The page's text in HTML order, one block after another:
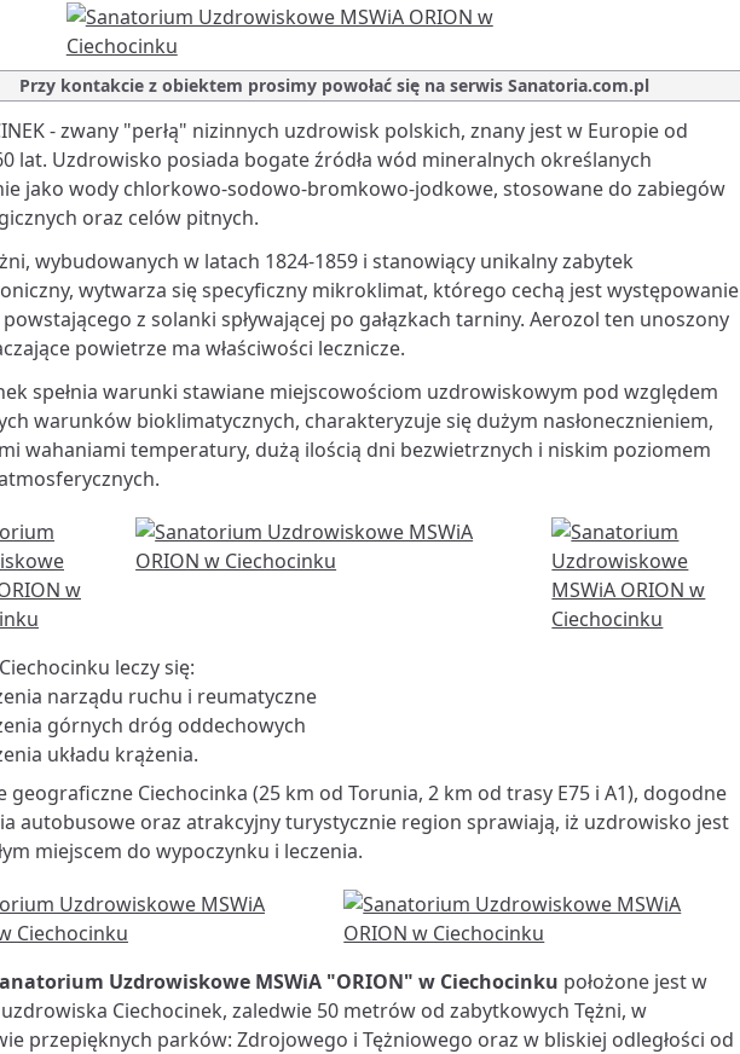
Przy kontakcie z obiektem prosimy powołać się na serwis Sanatoria.com.pl
- zwany "perłą" nizinnych uzdrowisk polskich, znany jest w Europie od
lat. Uzdrowisko posiada bogate źródła wód mineralnych określanych
jako wody chlorkowo-sodowo-bromkowo-jodkowe, stosowane do zabiegów
oraz celów pitnych.
wybudowanych w latach 1824-1859 i stanowiący unikalny zabytek
wytwarza się specyficzny mikroklimat, którego cechą jest występowanie
z solanki spływającej po gałązkach tarniny. Aerozol ten unoszony
powietrze ma właściwości lecznicze.
spełnia warunki stawiane miejscowościom uzdrowiskowym pod względem
warunków bioklimatycznych, charakteryzuje się dużym nasłonecznieniem,
wahaniami temperatury, dużą ilością dni bezwietrznych i niskim poziomem
leczy się:
narządu ruchu i reumatyczne
górnych dróg oddechowych
układu krążenia.
geograficzne Ciechocinka (25 km od Torunia, 2 km od trasy E75 i A1), dogodne
autobusowe oraz atrakcyjny turystycznie region sprawiają, iż uzdrowisko jest
miejscem do wypoczynku i leczenia.
Uzdrowiskowe MSWiA "ORION" w Ciechocinku położone jest w
Ciechocinek, zaledwie 50 metrów od zabytkowych Tężni, w
przepięknych parków: Zdrojowego i Tężniowego oraz w bliskiej odległości od